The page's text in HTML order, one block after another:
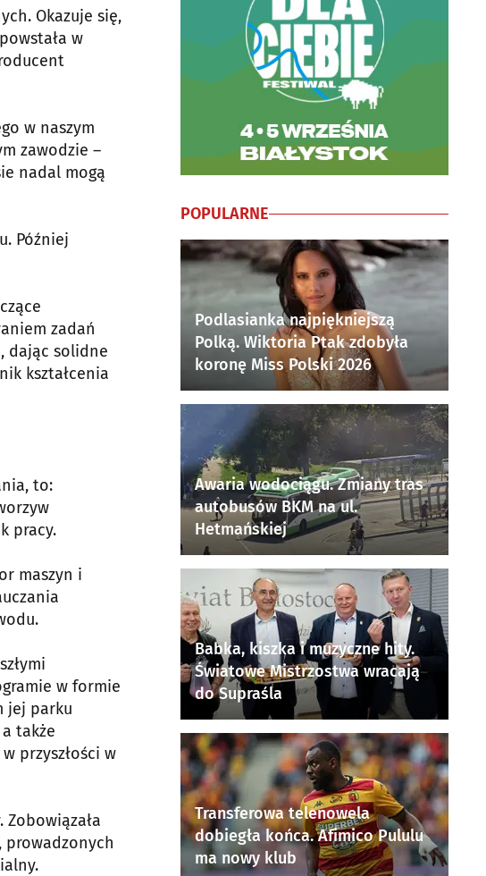
Okazuje się,
w
w naszym
zawodzie –
nadal mogą
Później
zadań
dając solidne
kształcenia
to:
pracy.
maszyn i
w formie
jej parku
także
przyszłości w
prowadzonych
POPULARNE
Podlasianka najpiękniejszą
Polką. Wiktoria Ptak zdobyła
koronę Miss Polski 2026
Awaria wodociągu. Zmiany tras
autobusów BKM na ul.
Hetmańskiej
Babka, kiszka i muzyczne hity.
Światowe Mistrzostwa wracają
do Supraśla
Transferowa telenowela
dobiegła końca. Afimico Pululu
ma nowy klub